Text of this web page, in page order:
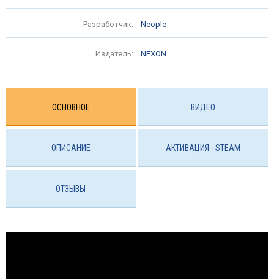
Разработчик: Neople
Издатель: NEXON
ОСНОВНОЕ ВИДЕО
ОПИСАНИЕ АКТИВАЦИЯ - STEAM
ОТЗЫВЫ